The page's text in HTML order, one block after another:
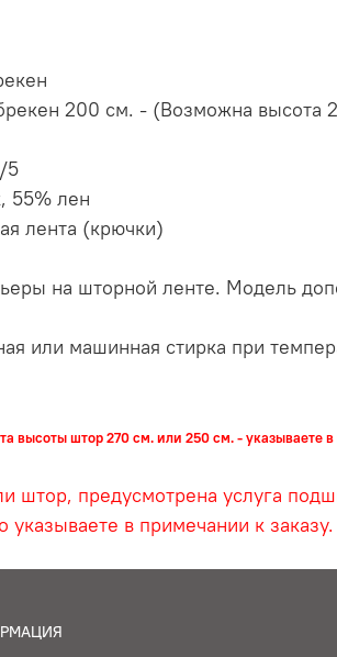
200 см. - (Возможна высота
5
55% лен
лента (крючки)
на шторной ленте. Модель
или машинная стирка при
высоты штор 270 см. или 250 см. - указываете
штор, предусмотрена услуга
указываете в примечании к